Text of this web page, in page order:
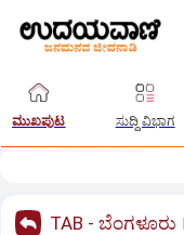
ಮುಖಪುಟ ಸುದ್ದಿ ವಿಭಾಗ
TAB - ಬೆಂಗಳೂರು